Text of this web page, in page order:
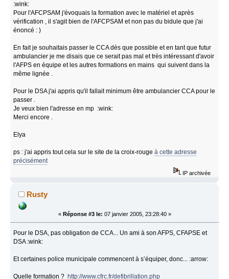
:wink:
Pour l'AFCPSAM j'évoquais la formation avec le matériel et après
vérification , il s'agit bien de l'AFCPSAM et non pas du bidule que j'ai
énoncé : )
En fait je souhaitais passer le CCA dès que possible et en tant que futur
ambulancier je me disais que ce serait pas mal et très intéressant d'avoir
l'AFPS en équipe et les autres formations en mains qui suivent dans la
même lignée .
Pour le DSA j'ai appris qu'il fallait minimum être ambulancier CCA pour le
passer .
Je veux bien l'adresse en mp :wink:
Merci encore .
Elya
ps : j'ai appris tout cela sur le site de la croix-rougeà cette adresse
précisément
IP archivée
Rusty
« Réponse #3 le: 07 janvier 2005, 23:28:40 »
Pour le DSA, pas obligation de CCA... Un ami à son AFPS, CFAPSE et
DSA :wink:
Et certaines police municipale commencent à s’équiper, donc... :arrow:
Quelle formation ? http://www.cfrc.fr/defibrillation.php